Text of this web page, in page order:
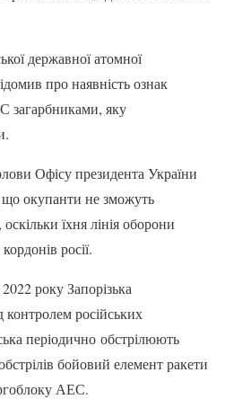
державної атомної
про наявність ознак
загарбниками, яку
Офісу президента України
окупанти не зможуть
їхня лінія оборони
росії.
року Запорізька
контролем російських
періодично обстрілюють
бойовий елемент ракети
АЕС.